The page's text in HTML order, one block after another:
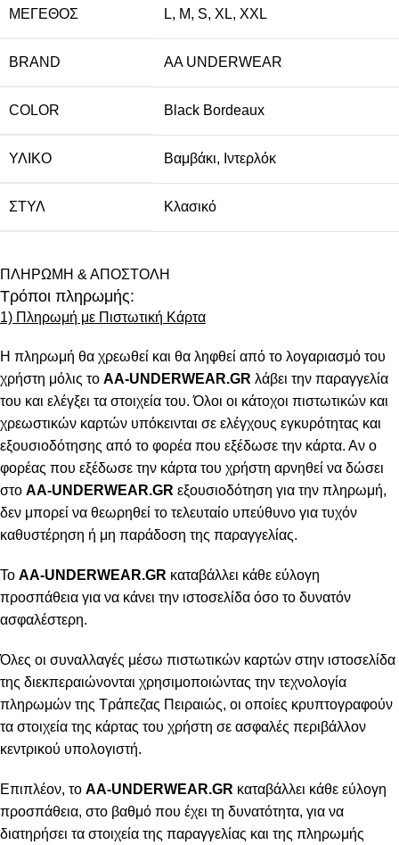
ΜΈΓΕΘΟΣ L, M, S, XL, XXL
BRAND AA UNDERWEAR
COLOR Black Bordeaux
ΥΛΙΚΌ Βαμβάκι, Ιντερλόκ
ΣΤΥΛ Κλασικό
ΠΛΗΡΩΜΗ & ΑΠΟΣΤΟΛΗ
Τρόποι πληρωμής:
1) Πληρωμή με Πιστωτική Κάρτα
Η πληρωμή θα χρεωθεί και θα ληφθεί από το λογαριασμό του
χρήστη μόλις το AA-UNDERWEAR.GR λάβει την παραγγελία
του και ελέγξει τα στοιχεία του. Όλοι οι κάτοχοι πιστωτικών και
χρεωστικών καρτών υπόκεινται σε ελέγχους εγκυρότητας και
εξουσιοδότησης από το φορέα που εξέδωσε την κάρτα. Αν ο
φορέας που εξέδωσε την κάρτα του χρήστη αρνηθεί να δώσει
στο AA-UNDERWEAR.GR εξουσιοδότηση για την πληρωμή,
δεν μπορεί να θεωρηθεί το τελευταίο υπεύθυνο για τυχόν
καθυστέρηση ή μη παράδοση της παραγγελίας.
Το AA-UNDERWEAR.GR καταβάλλει κάθε εύλογη
προσπάθεια για να κάνει την ιστοσελίδα όσο το δυνατόν
ασφαλέστερη.
Όλες οι συναλλαγές μέσω πιστωτικών καρτών στην ιστοσελίδα
της διεκπεραιώνονται χρησιμοποιώντας την τεχνολογία
πληρωμών της Τράπεζας Πειραιώς, οι οποίες κρυπτογραφούν
τα στοιχεία της κάρτας του χρήστη σε ασφαλές περιβάλλον
κεντρικού υπολογιστή.
Επιπλέον, το AA-UNDERWEAR.GR καταβάλλει κάθε εύλογη
προσπάθεια, στο βαθμό που έχει τη δυνατότητα, για να
διατηρήσει τα στοιχεία της παραγγελίας και της πληρωμής